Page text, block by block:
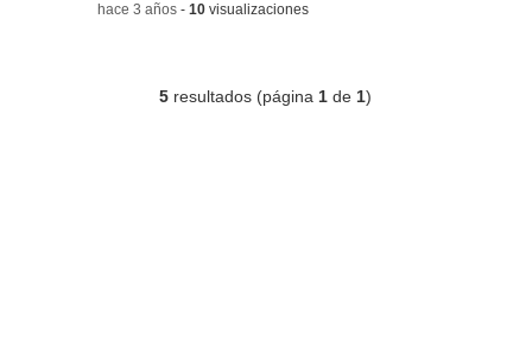
-hace 3 años -10 visualizaciones
5 resultados (página 1 de 1)